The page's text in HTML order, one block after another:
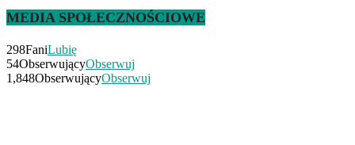
MEDIA SPOŁECZNOŚCIOWE
298FaniLubię
54ObserwującyObserwuj
1,848ObserwującyObserwuj